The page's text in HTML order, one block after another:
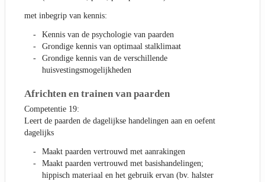
met inbegrip van kennis:
Kennis van de psychologie van paarden
Grondige kennis van optimaal stalklimaat
Grondige kennis van de verschillende
huisvestingsmogelijkheden
Africhten en trainen van paarden
Competentie 19:
Leert de paarden de dagelijkse handelingen aan en oefent
dagelijks
Maakt paarden vertrouwd met aanrakingen
Maakt paarden vertrouwd met basishandelingen;
hippisch materiaal en het gebruik ervan (bv. halster